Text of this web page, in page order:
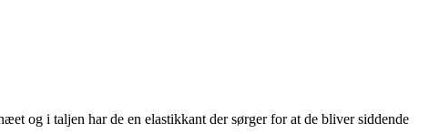
og i taljen har de en elastikkant der sørger for at de bliver siddende